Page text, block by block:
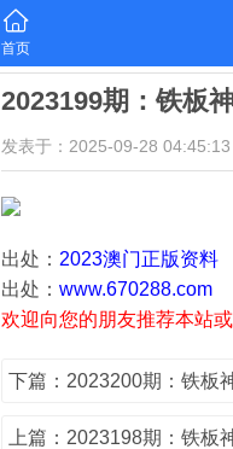
首页
2023199期：铁板
发表于：2025-09-28 04:45:13
出处： 2023澳门正版资料
出处： www.670288.com
欢迎向您的朋友推荐本站
下篇：2023200期：铁板
上篇：2023198期：铁板